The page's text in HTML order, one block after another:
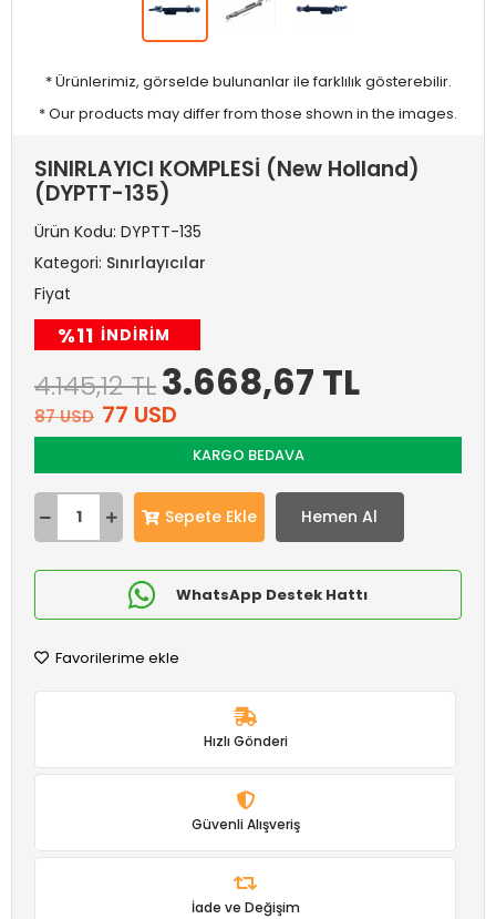
* Ürünlerimiz, görselde bulunanlar ile farklılık gösterebilir.
* Our products may differ from those shown in the images.
SINIRLAYICI KOMPLESİ (New Holland)
(DYPTT-135)
Ürün Kodu: DYPTT-135
Kategori: Sınırlayıcılar
Fiyat
%11 INDIRIM
4.145,12 TL3.668,67 TL
87 USD 77 USD
KARGO BEDAVA
Sepete Ekle Hemen Al
WhatsApp Destek Hattı
Favorilerime ekle
Hızlı Gönderi
Güvenli Alışveriş
İade ve Değişim